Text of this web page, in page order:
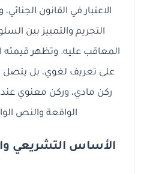
الاعتبار في القانون
التجريم والتمييز بين
المعاقب عليه. وتظهر قيمته
على تعريف لغوي، بل يتصل
ركن مادي، وركن معنوي عند
الواقعة والنص
الأساس التشريعي